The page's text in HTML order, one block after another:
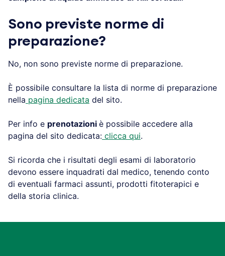
Sono previste norme di
preparazione?
No, non sono previste norme di preparazione.
È possibile consultare la lista di norme di preparazione
nella pagina dedicata del sito.
Per info e prenotazioni è possibile accedere alla
pagina del sito dedicata: clicca qui.
Si ricorda che i risultati degli esami di laboratorio
devono essere inquadrati dal medico, tenendo conto
di eventuali farmaci assunti, prodotti fitoterapici e
della storia clinica.